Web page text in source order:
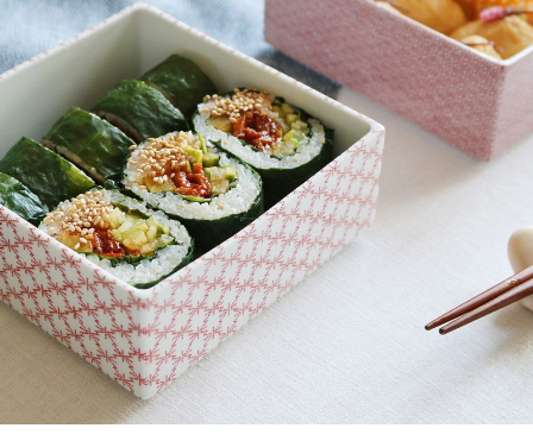
한정특가
베스트
신상품
기획전
브랜드
푸드
키친
가전